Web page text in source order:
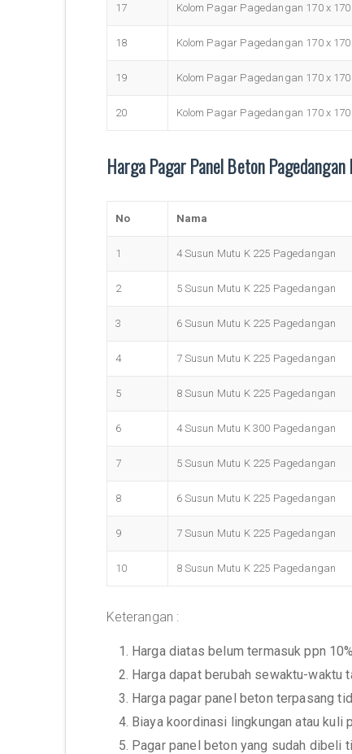
17 Kolom Pagar Pagedangan 170 x
18 Kolom Pagar Pagedangan 170 x
19 Kolom Pagar Pagedangan 170 x
20 Kolom Pagar Pagedangan 170 x
Harga Pagar Panel Beton
No Nama
1 4 Susun Mutu K 225 Pagedangan
2 5 Susun Mutu K 225 Pagedangan
3 6 Susun Mutu K 225 Pagedangan
4 7 Susun Mutu K 225 Pagedangan
5 8 Susun Mutu K 225 Pagedangan
6 4 Susun Mutu K 300 Pagedangan
7 5 Susun Mutu K 225 Pagedangan
8 6 Susun Mutu K 225 Pagedangan
9 7 Susun Mutu K 225 Pagedangan
10 8 Susun Mutu K 225 Pagedangan
Keterangan :
1. Harga diatas belum termasuk ppn
2. Harga dapat berubah sewaktu-waktu
3. Harga pagar panel beton terpasang
4. Biaya koordinasi lingkungan atau kuli
5. Pagar panel beton yang sudah dibeli